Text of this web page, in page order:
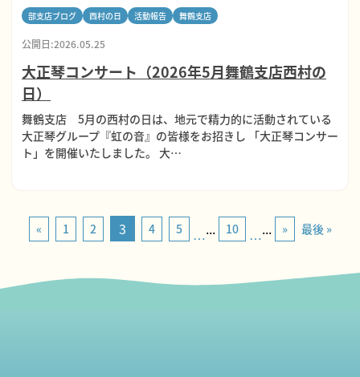
部支店ブログ 西村の日 活動報告 舞鶴支店
公開日:2026.05.25
大正琴コンサート（2026年5月舞鶴支店西村の
日）
舞鶴支店 5月の西村の日は、地元で精力的に活動されている
大正琴グループ『虹の音』の皆様をお招きし 「大正琴コンサー
ト」を開催いたしました。 大…
« 1 2 3 4 5 ... 10 ... » 最後 »